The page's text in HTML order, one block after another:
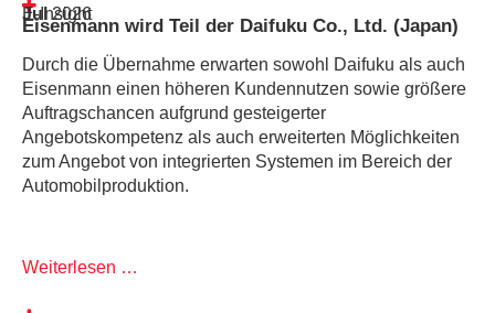
Jul 2026
E-Insight
Eisenmann wird Teil der Daifuku Co., Ltd. (Japan)
Durch die Übernahme erwarten sowohl Daifuku als auch
Eisenmann einen höheren Kundennutzen sowie größere
Auftragschancen aufgrund gesteigerter
Angebotskompetenz als auch erweiterten Möglichkeiten
zum Angebot von integrierten Systemen im Bereich der
Automobilproduktion.
Weiterlesen …